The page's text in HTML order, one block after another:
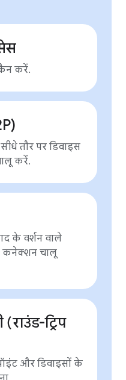
करें.
तौर पर डिवाइस
करें.
के वर्शन वाले
कनेक्शन चालू
ट्रिप
और डिवाइसों के